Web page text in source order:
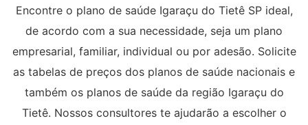
Encontre o plano de saúde Igaraçu do Tietê SP ideal,
de acordo com a sua necessidade, seja um plano
empresarial, familiar, individual ou por adesão. Solicite
as tabelas de preços dos planos de saúde nacionais e
também os planos de saúde da região Igaraçu do
Tietê. Nossos consultores te ajudarão a escolher o